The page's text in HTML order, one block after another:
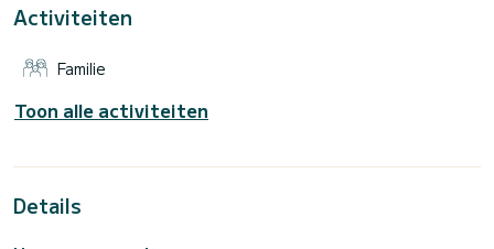
Voor uw comfort heeft Senza Pensieri 2 met douche
en een rolgenua. Het beschikt over de volgende apparatuur:
Als u vragen heeft over het schip of de voorwaarden
Activiteiten
Familie
Toon alle activiteiten
Details